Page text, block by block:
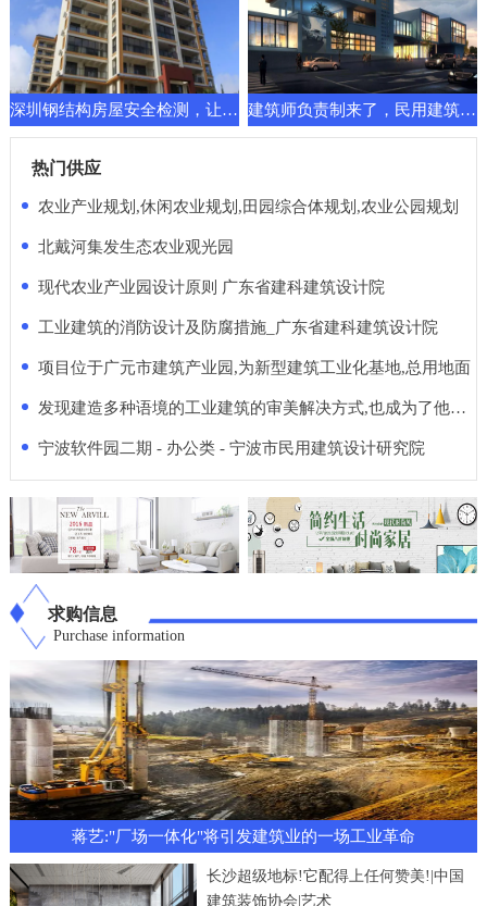
深圳钢结构房屋安全检测，让建筑换发新的功能要求 建筑师负责制来了，民用建筑先行一步！天堂还是地狱
热门供应
农业产业规划,休闲农业规划,田园综合体规划,农业公园规划
北戴河集发生态农业观光园
现代农业产业园设计原则 广东省建科建筑设计院
工业建筑的消防设计及防腐措施_广东省建科建筑设计院
项目位于广元市建筑产业园,为新型建筑工业化基地,总用地面
发现建造多种语境的工业建筑的审美解决方式,也成为了他的使命
宁波软件园二期 - 办公类 - 宁波市民用建筑设计研究院
求购信息
Purchase information
蒋艺:"厂场一体化"将引发建筑业的一场工业革命
长沙超级地标!它配得上任何赞美!|中国
建筑装饰协会|艺术